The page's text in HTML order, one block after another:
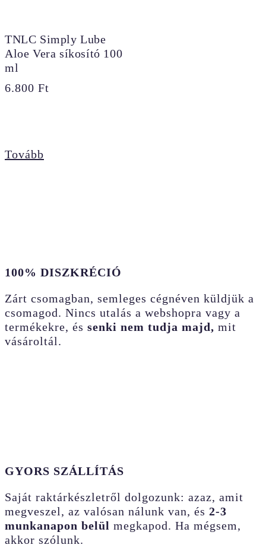
TNLC Simply Lube
Aloe Vera síkosító 100
ml
6.800 Ft
Tovább
100% DISZKRÉCIÓ
Zárt csomagban, semleges cégnéven küldjük a
csomagod. Nincs utalás a webshopra vagy a
termékekre, és senki nem tudja majd, mit
vásároltál.
GYORS SZÁLLÍTÁS
Saját raktárkészletről dolgozunk: azaz, amit
megveszel, az valósan nálunk van, és 2-3
munkanapon belül megkapod. Ha mégsem,
akkor szólunk.